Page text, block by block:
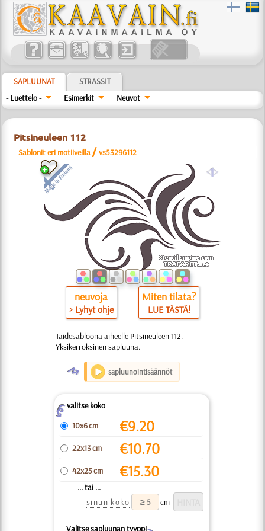
SAPLUUNAT
STRASSIT
- Luettelo -
Esimerkit Neuvot
Pitsineuleen 112
Sablonit eri motiiveilla /vs53296112
a
neuvoja
> Lyhyt ohje
Miten tilata?
LUE TÄSTÄ!
Taidesabloona aiheelle Pitsineuleen 112.
Yksikerroksinen sapluuna.
O sapluunointisäännöt
Zvalitse koko
10x6 cm
€9.20
22x13 cm €10.70
42x25 cm €15.30
... tai ...
sinun koko
cm
Valitse sapluunan tyyppi